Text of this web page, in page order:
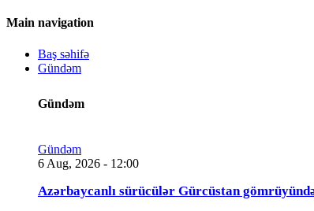
Main navigation
Baş səhifə
Gündəm
Gündəm
Gündəm
6 Aug, 2026 - 12:00
Azərbaycanlı sürücülər Gürcüstan